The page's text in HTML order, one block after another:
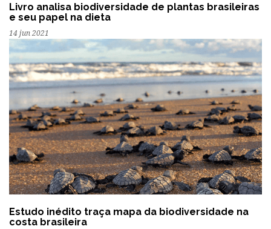
Livro analisa biodiversidade de plantas brasileiras
e seu papel na dieta
14 jun 2021
Estudo inédito traça mapa da biodiversidade na
costa brasileira